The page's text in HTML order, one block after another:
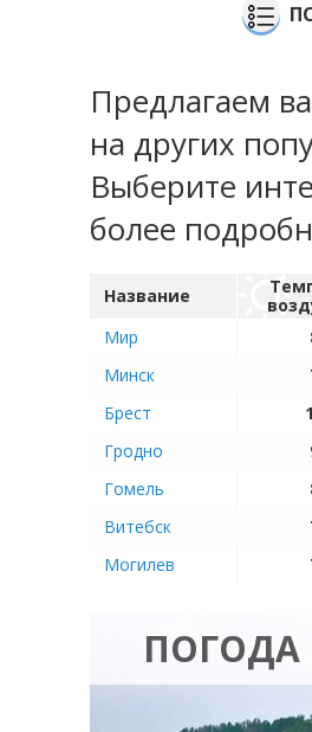
Предлагаем
на других
Выберите
более
Название
Мир
Минск
Брест
Гродно
Гомель
Витебск
Могилев
ПОГОДА